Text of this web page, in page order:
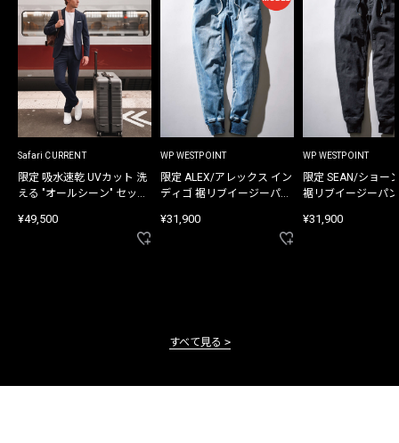
Safari CURRENT
限定 吸水速乾 UVカット 洗
える "オールシーン" セット
¥49,500
WP WESTPOINT
限定 ALEX/アレックス イン
ディゴ 裾リブイージーパン
¥31,900
WP WESTPOINT
限定 SEAN/ショー
裾リブイージーパ
¥31,900
すべて見る